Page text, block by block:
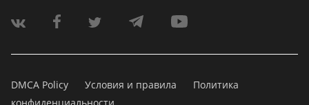
DMCA Policy Условия и правила
Политика